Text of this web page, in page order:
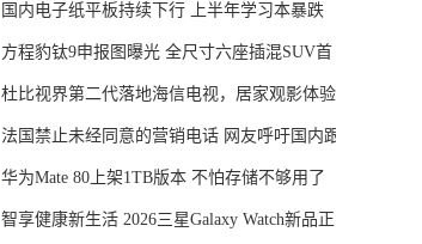
国内电子纸平板持续下行 上半年学习本暴跌
84.6%
方程豹钛9申报图曝光 全尺寸六座插混SUV首
发DMS
杜比视界第二代落地海信电视，居家观影体验
能迎来哪些升级？
法国禁止未经同意的营销电话 网友呼吁国内跟
进
华为Mate 80上架1TB版本 不怕存储不够用了
智享健康新生活 2026三星Galaxy Watch新品正